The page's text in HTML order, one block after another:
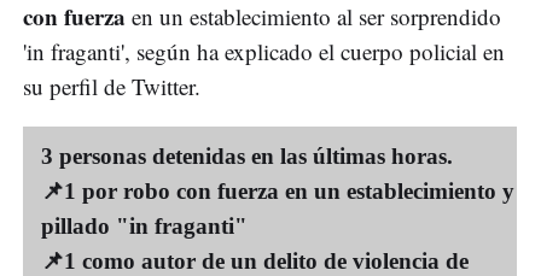
con fuerza en un establecimiento al ser sorprendido
'in fraganti', según ha explicado el cuerpo policial en
su perfil de Twitter.
3 personas detenidas en las últimas horas.
📌1 por robo con fuerza en un establecimiento y
pillado "in fraganti"
📌1 como autor de un delito de violencia de